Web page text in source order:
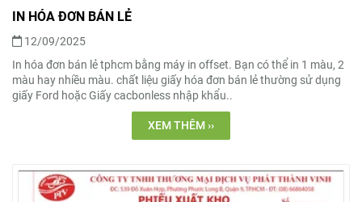
IN HÓA ĐƠN BÁN LẺ
12/09/2025
In hóa đơn bán lẻ tphcm bằng máy in offset. Bạn có thể in 1 màu, 2
màu hay nhiều màu. chất liệu giấy hóa đơn bán lẻ thường sử dụng
giấy Ford hoặc Giấy cacbonless nhập khẩu..
XEM THÊM ››